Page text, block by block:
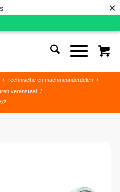
×
/ Technische en machineonderdelen
/
verenstaal
/